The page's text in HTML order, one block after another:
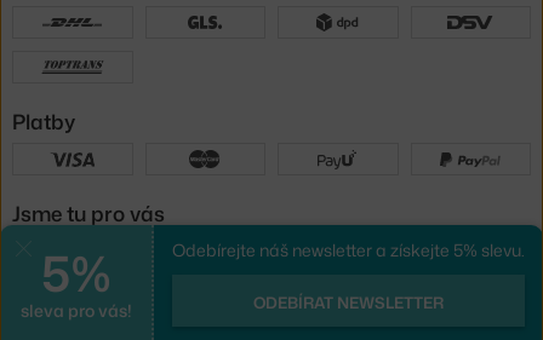
5%
sleva pro vás!
Odebírejte náš newsletter a získejte 5% slevu.
ODEBÍRAT NEWSLETTER
Platby
Jsme tu pro vás
e-shop na míruod